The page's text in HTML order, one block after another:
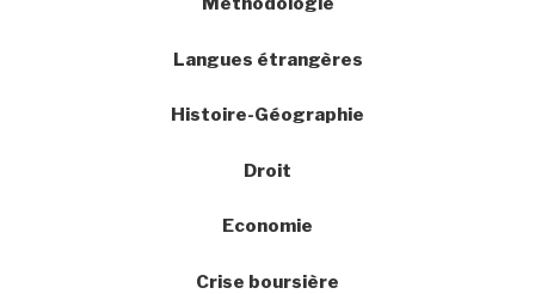
Langues étrangères
Histoire-Géographie
Droit
Economie
Crise boursière